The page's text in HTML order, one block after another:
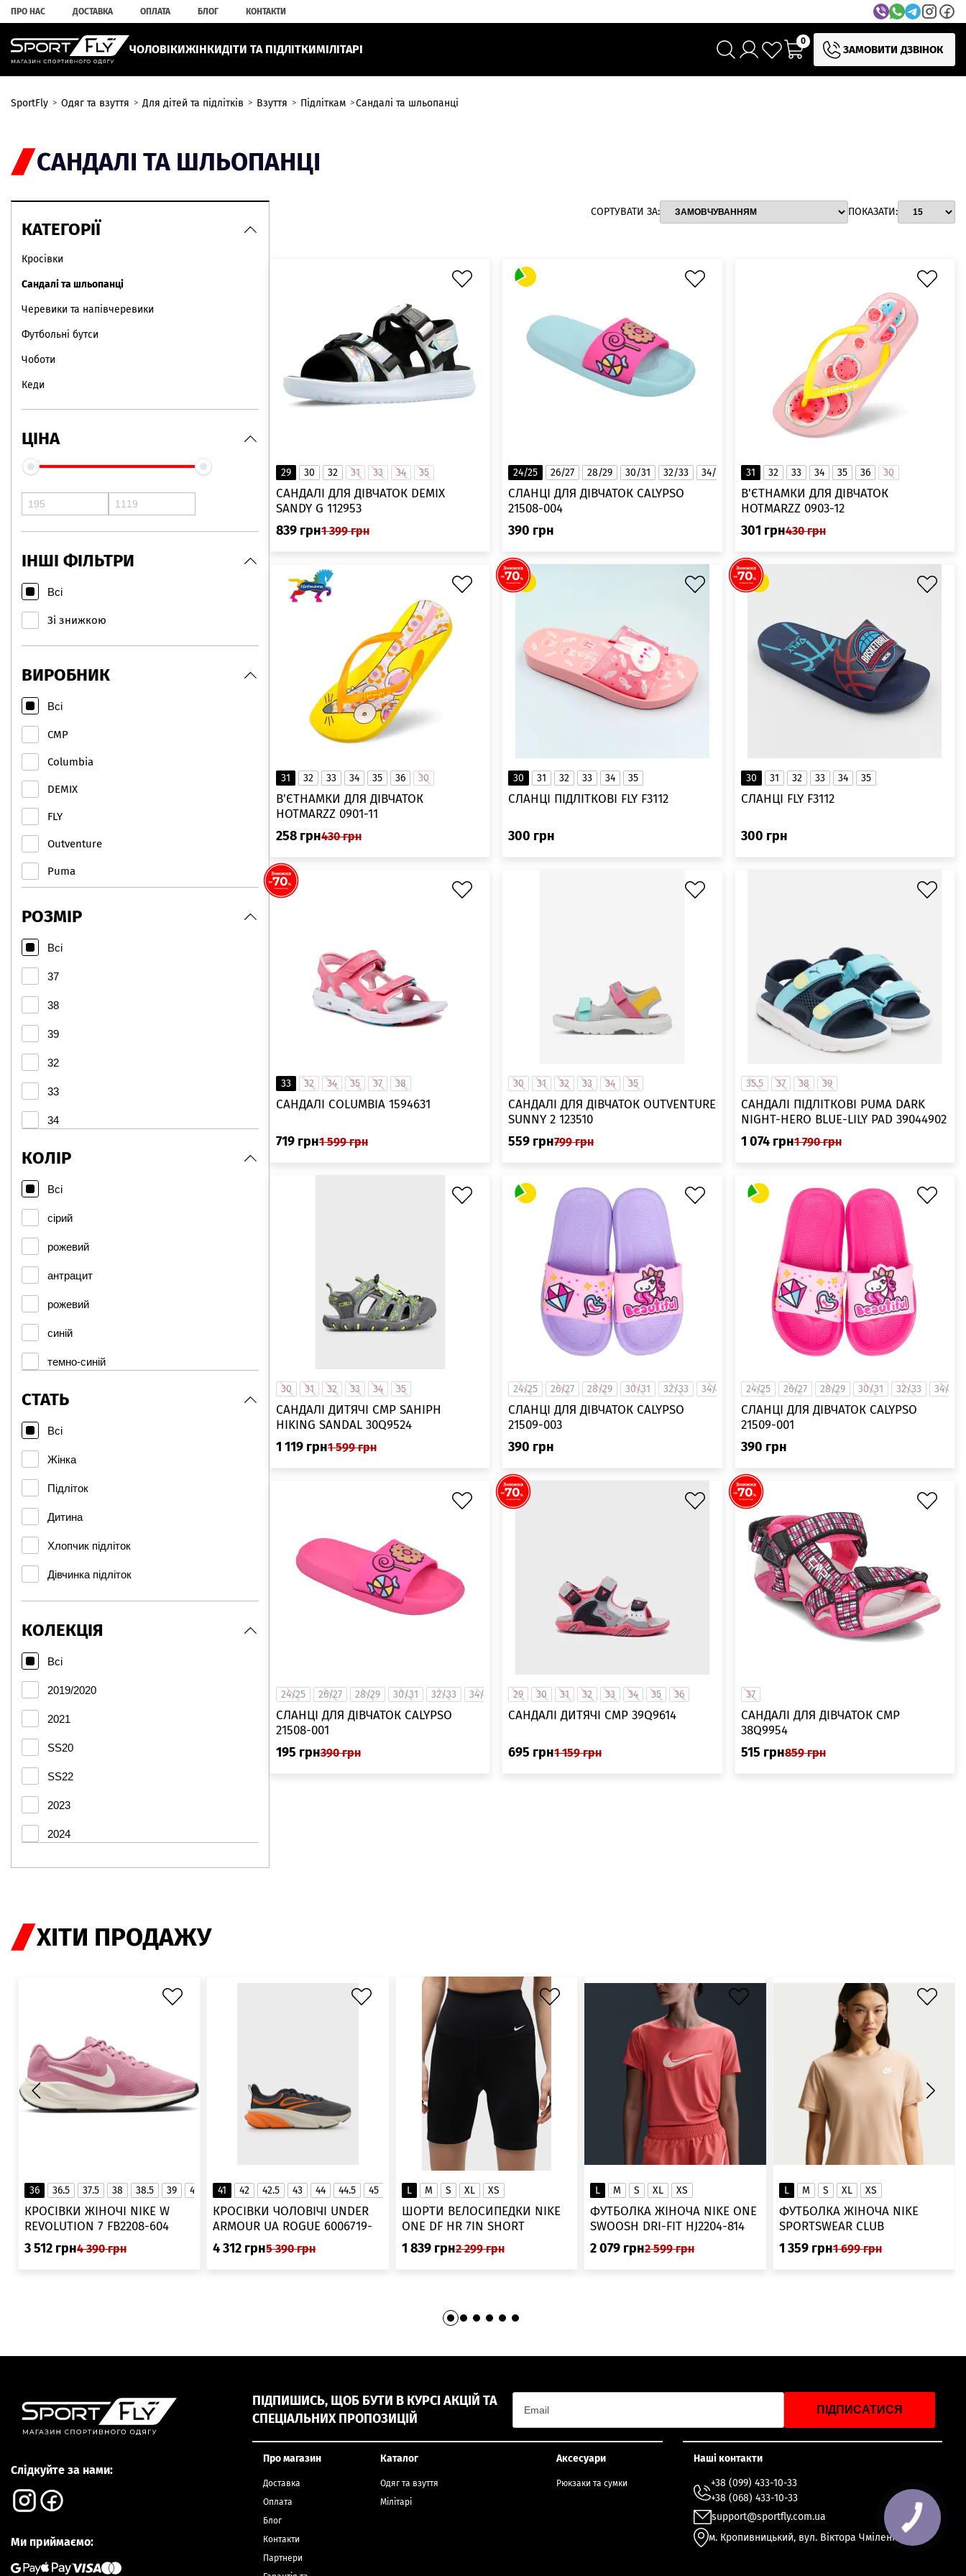
ПРО НАС ДОСТАВКА ОПЛАТА БЛОГ КОНТАКТИ
ЧОЛОВІКИЖІНКИДІТИ ТА ПІДЛІТКИМІЛІТАРІ
0
ЗАМОВИТИ ДЗВІНОК
SportFly Одяг та взуття Для дітей та підлітків Взуття Підліткам Сандалі та шльопанці
САНДАЛІ ТА ШЛЬОПАНЦІ
КАТЕГОРІЇ
Кросівки
Сандалі та шльопанці
Черевики та напівчеревики
Футбольні бутси
Чоботи
Кеди
ЦІНА
ІНШІ ФІЛЬТРИ
Всі
Зі знижкою
ВИРОБНИК
Всі
CMP
Columbia
DEMIX
FLY
Outventure
Puma
Calypso
РОЗМІР
Всі
37
38
39
32
33
34
28/29
30/31
32/33
34/35
КОЛІР
Всі
сірий
рожевий
антрацит
рожевий
синій
темно-синій
СТАТЬ
Всі
Жінка
Підліток
Дитина
Хлопчик підліток
Дівчинка підліток
КОЛЕКЦІЯ
Всі
2019/2020
2021
SS20
SS22
2023
2024
СОРТУВАТИ ЗА: ПОКАЗАТИ:
29 30 32 31 33 34 35
САНДАЛІ ДЛЯ ДІВЧАТОК DEMIX
SANDY G 112953
839 грн1 399 грн
24/25 26/27 28/29 30/31 32/33 34/35
СЛАНЦІ ДЛЯ ДІВЧАТОК CALYPSO
21508-004
390 грн
31 32 33 34 35 36 30
В'ЄТНАМКИ ДЛЯ ДІВЧАТОК
HOTMARZZ 0903-12
301 грн430 грн
31 32 33 34 35 36 30
В'ЄТНАМКИ ДЛЯ ДІВЧАТОК
HOTMARZZ 0901-11
258 грн430 грн
30 31 32 33 34 35
СЛАНЦІ ПІДЛІТКОВІ FLY F3112
300 грн
30 31 32 33 34 35
СЛАНЦІ FLY F3112
300 грн
33 32 34 35 37 38
САНДАЛІ COLUMBIA 1594631
719 грн1 599 грн
30 31 32 33 34 35
САНДАЛІ ДЛЯ ДІВЧАТОК OUTVENTURE
SUNNY 2 123510
559 грн799 грн
35.5 37 38 39
САНДАЛІ ПІДЛІТКОВІ PUMA DARK
NIGHT-HERO BLUE-LILY PAD 39044902
1 074 грн1 790 грн
30 31 32 33 34 35
САНДАЛІ ДИТЯЧІ CMP SAHIPH
HIKING SANDAL 30Q9524
1 119 грн1 599 грн
24/25 26/27 28/29 30/31 32/33 34/35
СЛАНЦІ ДЛЯ ДІВЧАТОК CALYPSO
21509-003
390 грн
24/25 26/27 28/29 30/31 32/33 34/35
СЛАНЦІ ДЛЯ ДІВЧАТОК CALYPSO
21509-001
390 грн
24/25 26/27 28/29 30/31 32/33 34/35
СЛАНЦІ ДЛЯ ДІВЧАТОК CALYPSO
21508-001
195 грн390 грн
29 30 31 32 33 34 35 36
САНДАЛІ ДИТЯЧІ CMP 39Q9614
695 грн1 159 грн
37
САНДАЛІ ДЛЯ ДІВЧАТОК CMP
38Q9954
515 грн859 грн
ХІТИ ПРОДАЖУ
36 36.5 37.5 38 38.5 39 40 40.5
41
▲
КРОСІВКИ ЖІНОЧІ NIKE W
REVOLUTION 7 FB2208-604
3 512 грн4 390 грн
41 42 42.5 43 44 44.5 45 45.5
46
▲
КРОСІВКИ ЧОЛОВІЧІ UNDER
ARMOUR UA ROGUE 6006719-
025
4 312 грн5 390 грн
L M S XL XS
ШОРТИ ВЕЛОСИПЕДКИ NIKE
ONE DF HR 7IN SHORT
DV9022-010
1 839 грн2 299 грн
L M S XL XS
ФУТБОЛКА ЖІНОЧА NIKE ONE
SWOOSH DRI-FIT HJ2204-814
2 079 грн2 599 грн
L M S XL XS
ФУТБОЛКА ЖІНОЧА NIKE
SPORTSWEAR CLUB
ESSENTIALS DX7902-286
1 359 грн1 699 грн
Слідкуйте за нами:
Ми приймаємо:
ПІДПИШИСЬ, ЩОБ БУТИ В КУРСІ АКЦІЙ ТА
СПЕЦІАЛЬНИХ ПРОПОЗИЦІЙ
ПІДПИСАТИСЯ
Про магазин
Доставка
Оплата
Блог
Контакти
Партнери
Каталог
Одяг та взуття
Мілітарі
Аксесуари
Рюкзаки та сумки
Наші контакти
+38 (099) 433-10-33
+38 (068) 433-10-33
support@sportfly.com.ua
м. Кропивницький, вул. Віктора Чміленка 49